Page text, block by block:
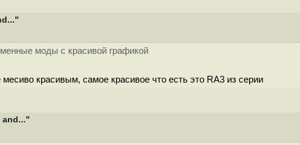
моды с красивой графикой
красивым, самое красивое что есть это RA3 из серии
and..."